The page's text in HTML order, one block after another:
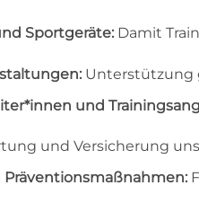
Sportgeräte:Damit
Unterstützung
und
und Versicherung